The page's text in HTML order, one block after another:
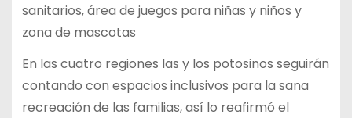
sanitarios, área de juegos para niñas y niños y
zona de mascotas
En las cuatro regiones las y los potosinos seguirán
contando con espacios inclusivos para la sana
recreación de las familias, así lo reafirmó el